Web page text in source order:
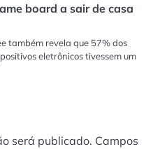
board a sair de casa
também revela que 57% dos
eletrônicos tivessem um
será publicado. Campos